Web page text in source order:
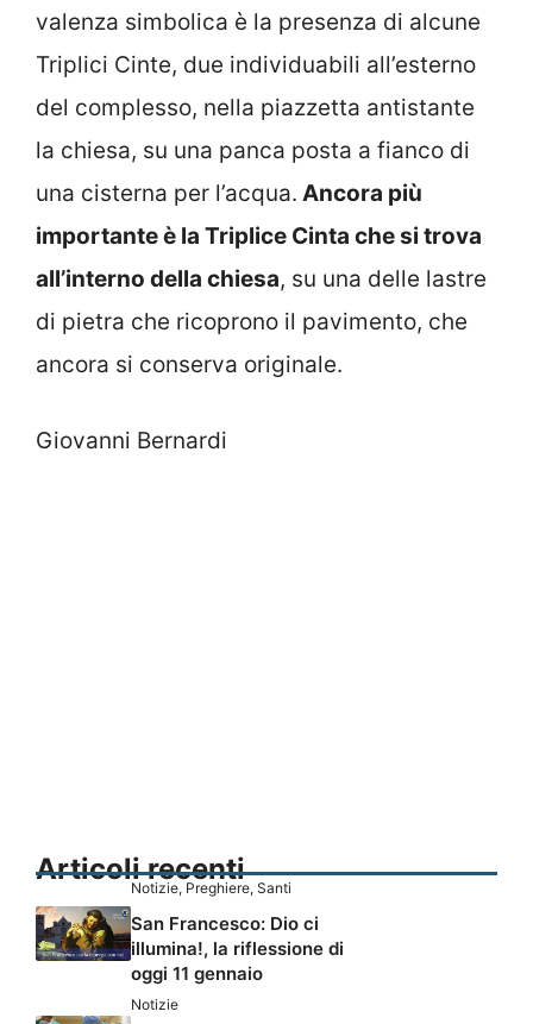
valenza simbolica è la presenza di alcune
Triplici Cinte, due individuabili all’esterno
del complesso, nella piazzetta antistante
la chiesa, su una panca posta a fianco di
una cisterna per l’acqua. Ancora più
importante è la Triplice Cinta che si trova
all’interno della chiesa, su una delle lastre
di pietra che ricoprono il pavimento, che
ancora si conserva originale.
Giovanni Bernardi
Articoli recenti
Notizie, Preghiere, Santi
San Francesco: Dio ci
illumina!, la riflessione di
oggi 11 gennaio
Notizie